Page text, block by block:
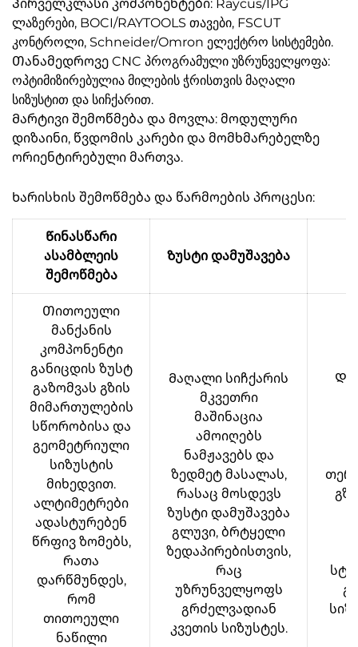
Პირველკლასი კომპონენტები: Raycus/IPG
ლაზერები, BOCI/RAYTOOLS თავები, FSCUT
კონტროლი, Schneider/Omron ელექტრო სისტემები.
Თანამედროვე CNC პროგრამული უზრუნველყოფა:
ოპტიმიზირებულია მილების ჭრისთვის მაღალი
სიზუსტით და სიჩქარით.
Მარტივი შემოწმება და მოვლა: მოდულური
დიზაინი, წვდომის კარები და მომხმარებელზე
ორიენტირებული მართვა.
Ხარისხის შემოწმება და წარმოების პროცესი:
Წინასწარი
ასამბლეის
შემოწმება
Ზუსტი დამუშავება
Თითოეული
მანქანის
კომპონენტი
განიცდის ზუსტ
გაზომვას გზის
მიმართულების
სწორობისა და
გეომეტრიული
სიზუსტის
მიხედვით.
ალტიმეტრები
ადასტურებენ
წრფივ ზომებს,
რათა
დარწმუნდეს,
რომ
თითოეული
ნაწილი
Მაღალი სიჩქარის
მკვეთრი
მაშინაცია
ამოიღებს
ნამჟავებს და
ზედმეტ მასალას,
რასაც მოსდევს
ზუსტი დამუშავება
გლუვი, ბრტყელი
ზედაპირებისთვის,
რაც
უზრუნველყოფს
გრძელვადიან
კვეთის სიზუსტეს.